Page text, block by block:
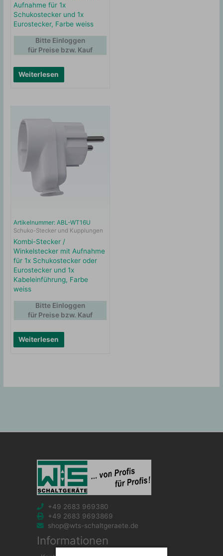
Aufnahme für 1x
Schukostecker und 1x
Eurostecker, Farbe weiss
Weiterlesen
Bitte Einloggen
für Preise bzw. Kauf
Artikelnummer: ABL-WT16U
Schuko-Stecker und Kupplungen
Kombi-Stecker /
Winkelstecker mit Aufnahme
für 1x Schukostecker oder
Eurostecker und 1x
Kabeleinführung, Farbe
weiss
Weiterlesen
Bitte Einloggen
für Preise bzw. Kauf
+49 2683 969380
+49 2683 9693869
shop@wts-schaltgeraete.de
Informationen